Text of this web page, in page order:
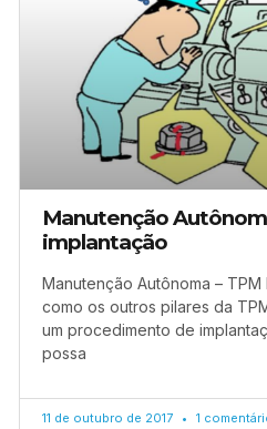
Manutenção
implantação
Manutenção Autônoma –
como os outros pilares da
um procedimento de
possa
11 de outubro de 2017 1